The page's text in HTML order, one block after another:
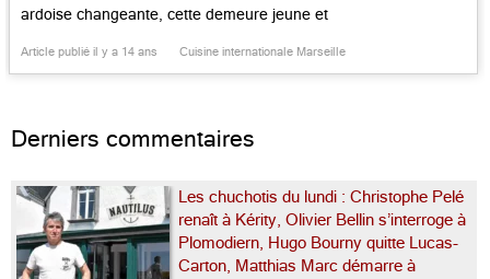
ardoise changeante, cette demeure jeune et
Alexandre Orinier, dont les parents tenaient le
Article publié il y a 14 ans Cuisine internationale Marseille
Derniers commentaires
Les chuchotis du lundi : Christophe Pelé
renaît à Kérity, Olivier Bellin s’interroge à
Plomodiern, Hugo Bourny quitte Lucas-
Carton, Matthias Marc démarre à